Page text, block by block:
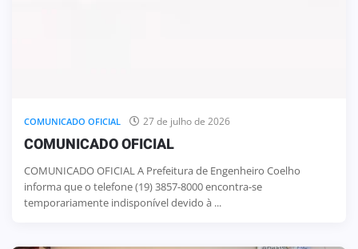
COMUNICADO OFICIAL 27 de julho de 2026
COMUNICADO OFICIAL
COMUNICADO OFICIAL A Prefeitura de Engenheiro Coelho
informa que o telefone (19) 3857-8000 encontra-se
temporariamente indisponível devido à ...